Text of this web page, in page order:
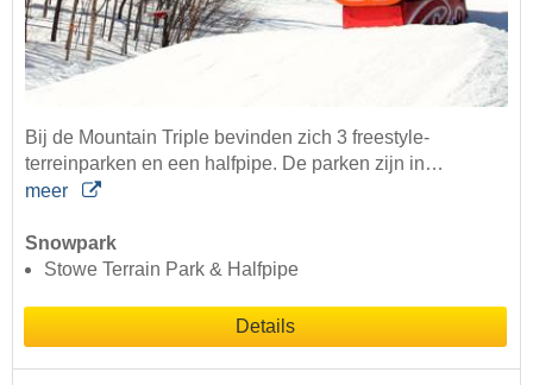
Bij de Mountain Triple bevinden zich 3 freestyle-
terreinparken en een halfpipe. De parken zijn in…
meer
Snowpark
Stowe Terrain Park & Halfpipe
Details